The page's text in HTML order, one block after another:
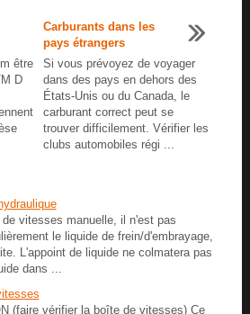
être
D
Carburants dans les
pays étrangers
Si vous prévoyez de voyager
dans des pays en dehors des
États-Unis ou du Canada, le
carburant correct peut se
trouver difficilement. Vérifier les
clubs automobiles régi ...
vitesses manuelle, il n'est pas
le liquide de frein/d'embrayage,
L'appoint de liquide ne colmatera pas
dans ...
(faire vérifier la boîte de vitesses) Ce